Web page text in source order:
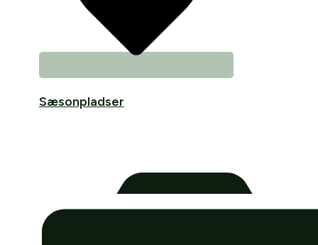
Sæsonpladser